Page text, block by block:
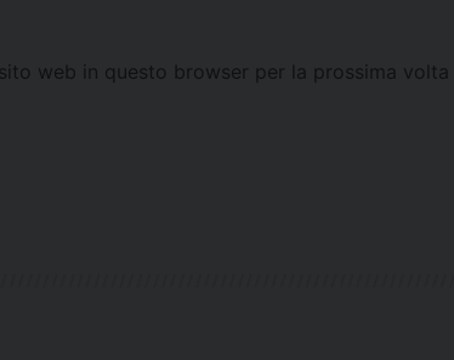
web in questo browser per la prossima